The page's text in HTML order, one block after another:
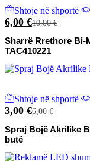
Shtoje në shportë
6,00 €10,00€
Sharrë Rrethore Bi-
TAC410221
Shtoje në shportë
3,00 €6,00€
Spraj Bojë Akrilike
butë